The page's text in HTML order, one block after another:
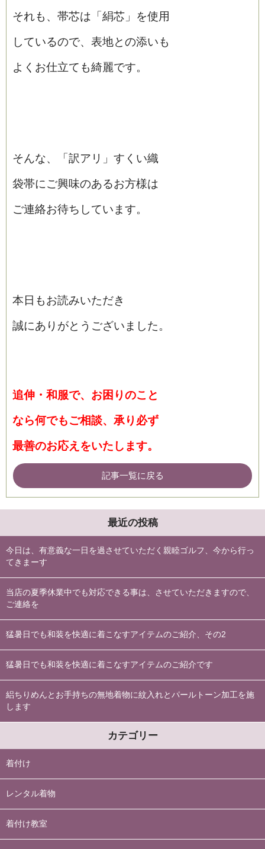
それも、帯芯は「絹芯」を使用
しているので、表地との添いも
よくお仕立ても綺麗です。
そんな、「訳アリ」すくい織
袋帯にご興味のあるお方様は
ご連絡お待ちしています。
本日もお読みいただき
誠にありがとうございました。
追伸・和服で、お困りのこと
なら何でもご相談、承り必ず
最善のお応えをいたします。
記事一覧に戻る
最近の投稿
今日は、有意義な一日を過させていただく親睦ゴルフ、今から行っ
てきまーす
当店の夏季休業中でも対応できる事は、させていただきますので、
ご連絡を
猛暑日でも和装を快適に着こなすアイテムのご紹介、その2
猛暑日でも和装を快適に着こなすアイテムのご紹介です
絽ちりめんとお手持ちの無地着物に紋入れとパールトーン加工を施
します
カテゴリー
着付け
レンタル着物
着付け教室